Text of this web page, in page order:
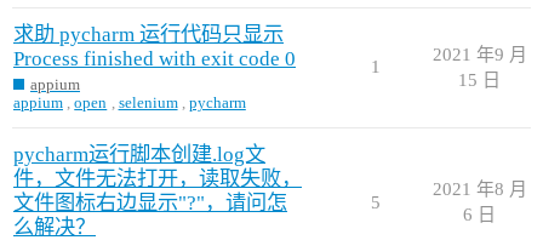
求助 pycharm 运行代码只显示
Process finished with exit code 0
appium
appium ,open , selenium , pycharm
1
2021 年9 月
15 日
pycharm运行脚本创建.log文
件，文件无法打开，读取失败，
文件图标右边显示"?"，请问怎
么解决？
5
2021 年8 月
6 日